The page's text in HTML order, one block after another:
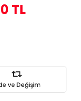
TL
ve Değişim